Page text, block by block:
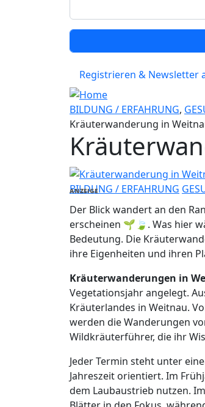
Registrieren & Newsletter
BILDUNG / ERFAHRUNG,
Kräuterwanderung in
BILDUNG / ERFAHRUNG
ANZEIGE
Der Blick wandert an den
erscheinen 🌱🍃. Was hier
Bedeutung. Die
ihre Eigenheiten und ihren
Kräuterwanderungen in
Vegetationsjahr angelegt.
Kräuterlandes in Weitnau.
werden die Wanderungen
Wildkräuterführer, die ihr
Jeder Termin steht unter
Jahreszeit orientiert. Im
dem Laubaustrieb nutzen.